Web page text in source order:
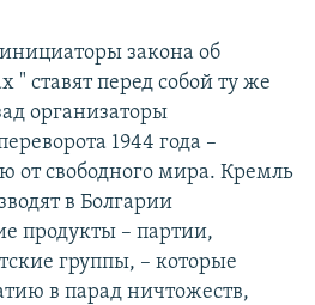
закона об
" ставят перед собой ту же
организаторы
1944 года –
от свободного мира. Кремль
в Болгарии
продукты – партии,
группы, – которые
в парад ничтожеств,